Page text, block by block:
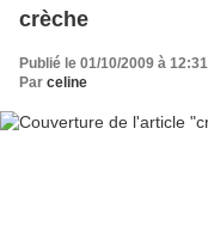
crèche
Publié le 01/10/2009 à 12:31
Par celine